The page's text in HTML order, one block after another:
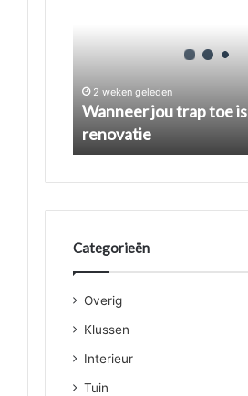
2 weken geleden
Wanneer jou trap toe
renovatie
Categorieën
Overig
Klussen
Interieur
Tuin